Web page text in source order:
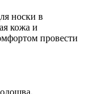
носки в
кожа и
провести